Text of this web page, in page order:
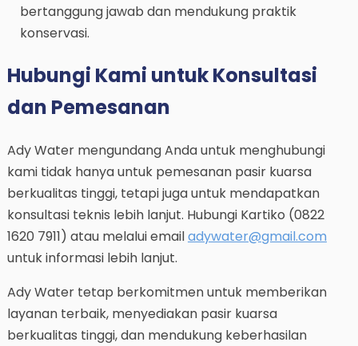
bertanggung jawab dan mendukung praktik
konservasi.
Hubungi Kami untuk Konsultasi
dan Pemesanan
Ady Water mengundang Anda untuk menghubungi
kami tidak hanya untuk pemesanan pasir kuarsa
berkualitas tinggi, tetapi juga untuk mendapatkan
konsultasi teknis lebih lanjut. Hubungi Kartiko (0822
1620 7911) atau melalui emailadywater@gmail.com
untuk informasi lebih lanjut.
Ady Water tetap berkomitmen untuk memberikan
layanan terbaik, menyediakan pasir kuarsa
berkualitas tinggi, dan mendukung keberhasilan